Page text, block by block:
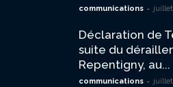
communications -
Déclaration de
suite du
Repentigny, au...
communications -